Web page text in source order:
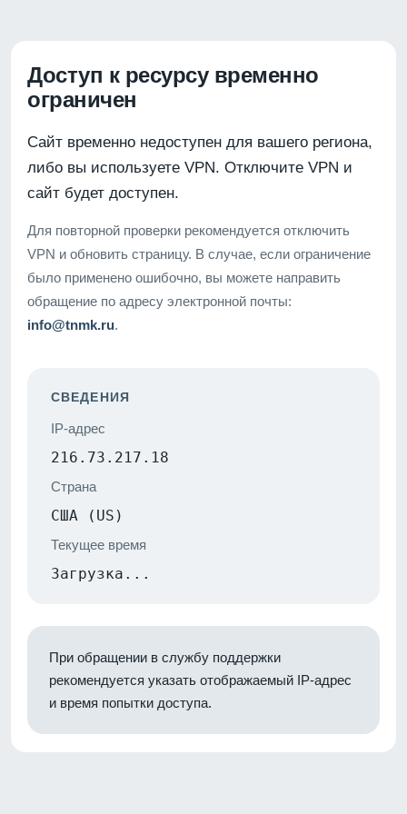
Доступ к ресурсу временно
ограничен
Сайт временно недоступен для вашего региона,
либо вы используете VPN. Отключите VPN и
сайт будет доступен.
Для повторной проверки рекомендуется отключить
VPN и обновить страницу. В случае, если ограничение
было применено ошибочно, вы можете направить
обращение по адресу электронной почты:
info@tnmk.ru.
СВЕДЕНИЯ
IP-адрес
216.73.217.18
Страна
США (US)
Текущее время
Загрузка...
При обращении в службу поддержки
рекомендуется указать отображаемый IP-адрес
и время попытки доступа.